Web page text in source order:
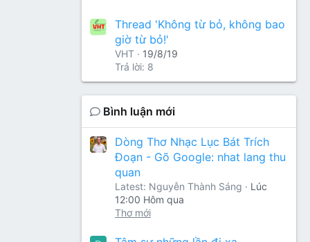
Thread 'Không từ bỏ, không bao
giờ từ bỏ!'
VHT
19/8/19
Trả lời: 8
Bình luận mới
Dòng Thơ Nhạc Lục Bát Trích
Đoạn - Gõ Google: nhat lang thu
quan
Latest: Nguyễn Thành Sáng
Lúc
12:00 Hôm qua
Thơ mới